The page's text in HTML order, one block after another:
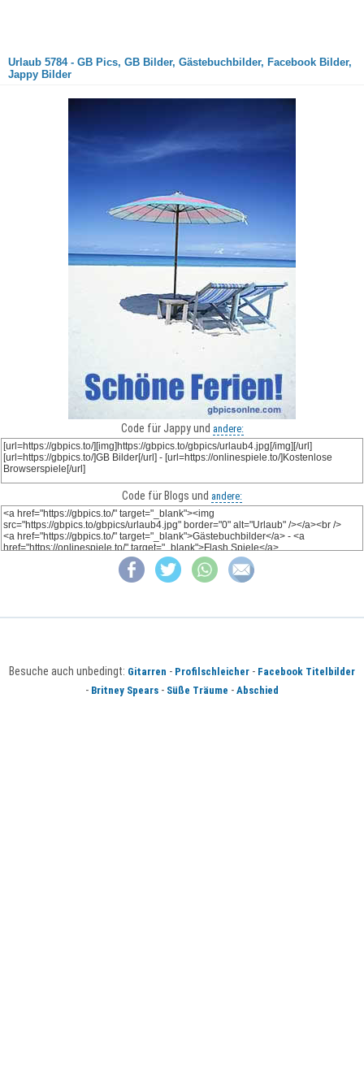
Urlaub 5784 - GB Pics, GB Bilder, Gästebuchbilder, Facebook Bilder,
Jappy Bilder
Code für Jappy und andere:
Code für Blogs und andere:
Besuche auch unbedingt: Gitarren - Profilschleicher - Facebook Titelbilder
- Britney Spears - Süße Träume - Abschied